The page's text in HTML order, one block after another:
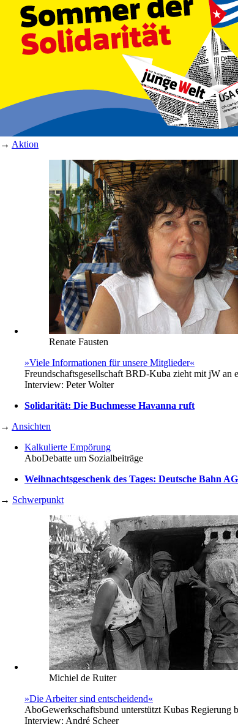
→ Aktion
Renate Fausten
»Viele Informationen für unsere Mitglieder«
Freundschaftsgesellschaft BRD-Kuba zieht mit jW an
Interview: Peter Wolter
Solidarität: Die Buchmesse Havanna ruft
→ Ansichten
Kalkulierte Empörung
AboDebatte um Sozialbeiträge
Weihnachtsgeschenk des Tages: Deutsche Bahn AG
→ Schwerpunkt
Michiel de Ruiter
»Die Arbeiter sind entscheidend«
AboGewerkschaftsbund unterstützt Kubas Regierung
Interview: André Scheer